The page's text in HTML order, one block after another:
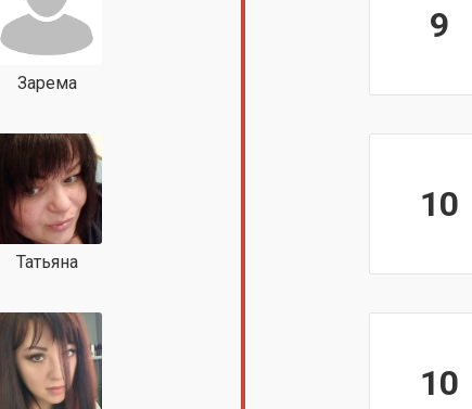
Зарема
9
Татьяна
10
10